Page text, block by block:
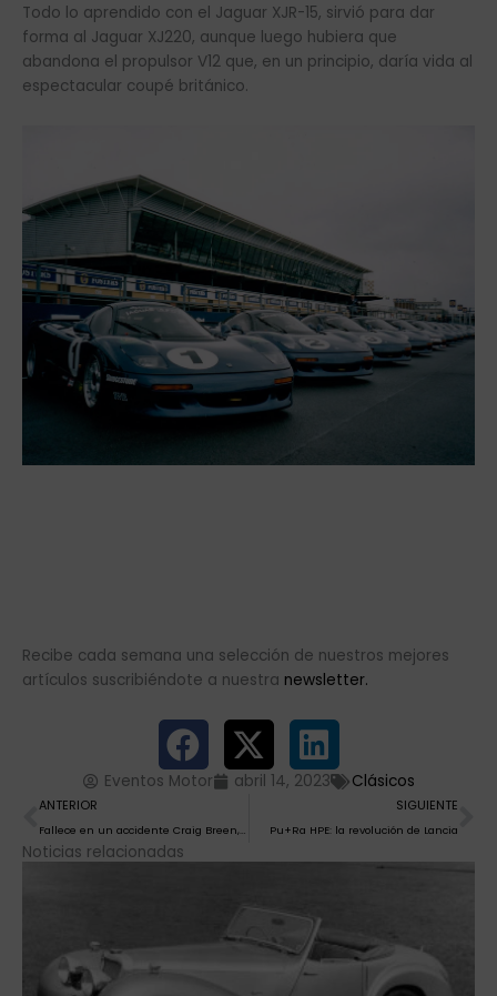
Todo lo aprendido con el Jaguar XJR-15, sirvió para dar
forma al Jaguar XJ220, aunque luego hubiera que
abandona el propulsor V12 que, en un principio, daría vida al
espectacular coupé británico.
Recibe cada semana una selección de nuestros mejores
artículos suscribiéndote a nuestra newsletter.
Eventos Motor abril 14, 2023 Clásicos
Ant
ANTERIOR
Fallece en un accidente Craig Breen, piloto de 33 años que competía en el WRC
SIGUIENTE
Pu+Ra HPE: la revolución de Lancia
Noticias relacionadas